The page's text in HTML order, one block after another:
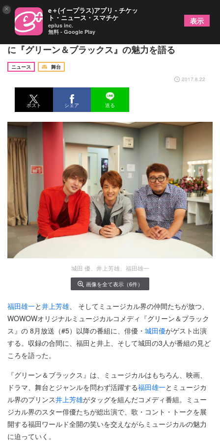
井上芳雄のMC番組に城田 優が登場！ 福田雄一と共
に『グリーン＆ブラックス』の魅力を語る
ニュース
舞台
2017.8.22
ポスト シェア 送る
城田 優、井上芳雄、福田雄一
画像を全て表示（6件）
福田雄一と井上芳雄、 そしてミュージカル界の仲間たちが放つ、
WOWOWオリジナルミュージカルコメディ『グリーン＆ブラック
ス』の 8月放送（#5）以降の番組に、俳優・ 城田優がゲスト出演
する。収録の合間に、福田と井上、そして城田の3人が番組の見ど
ころを語った。
『グリーン＆ブラックス』は、ミュージカルはもちろん、映画、
ドラマ、舞台とジャンルを問わず活躍する福田雄一とミュージカ
ル界のプリンス井上芳雄がタッグを組んだコメディ番組。ミュー
ジカル界のスター俳優たちが総出演で、歌・コント・トークを展
開する福田ワールド全開の笑いを交えながらミュージカルの魅力
に迫っていく。
× e＋(イープラス)アプリ - チケッ
ト・ニュース・スマチケ
eplus inc.
無料 - Google Play
表示